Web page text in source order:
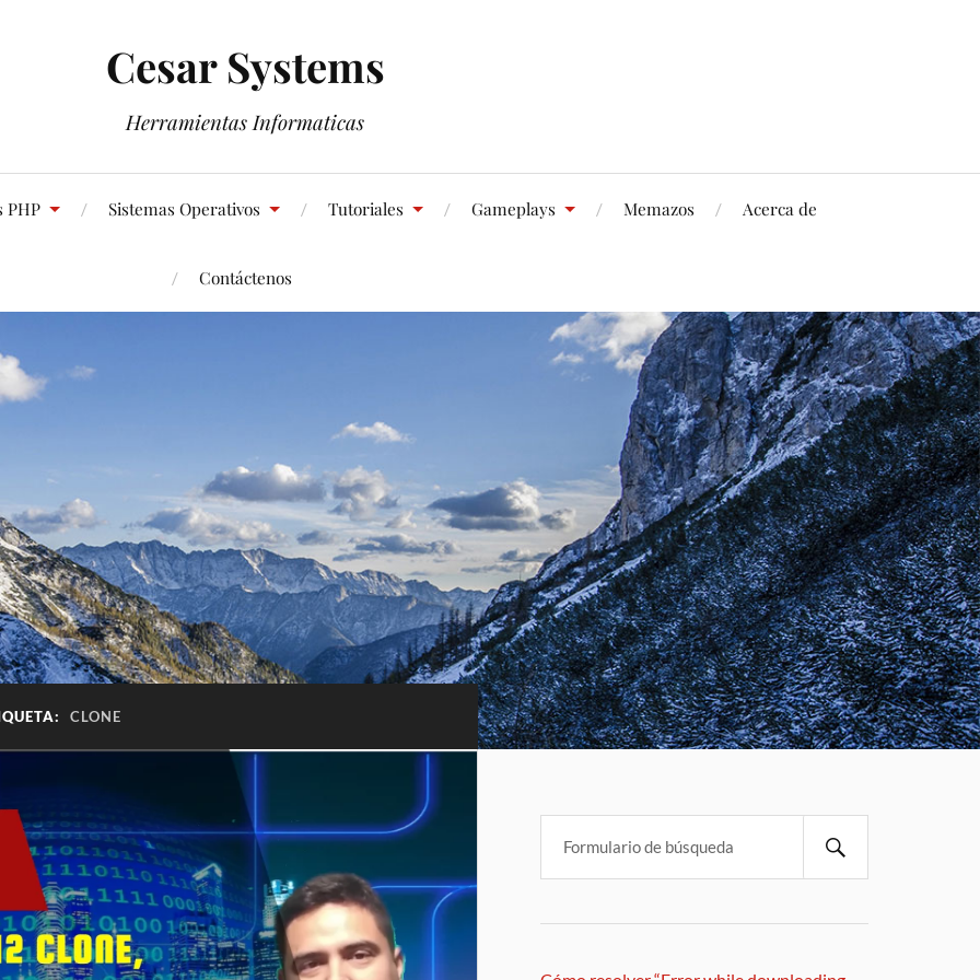
Cesar Systems
Herramientas Informaticas
PHP Sistemas Operativos Tutoriales Gameplays Memazos Acerca de
Contáctenos
CLONE